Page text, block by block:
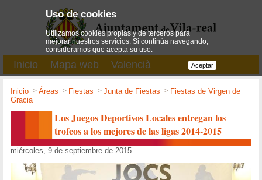
Inicio Mapa web Valencià
Inicio ->Áreas -> Fiestas ->Junta de Fiestas -> Fiestas de Virgen de
Gracia
Los Juegos Deportivos Locales entregan los
trofeos a los mejores de las ligas 2014-2015
miércoles, 9 de septiembre de 2015
Uso de cookies
Utilizamos cookies propias y de terceros para
mejorar nuestros servicios. Si continúa navegando,
consideramos que acepta su uso.
Aceptar